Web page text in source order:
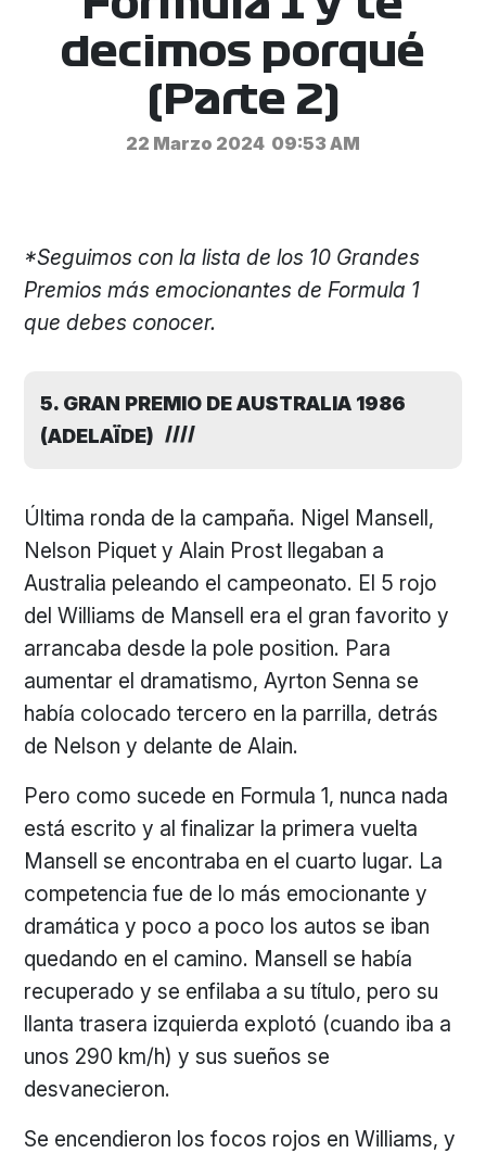
decimos porqué
(Parte 2)
22 Marzo 2024 09:53 AM
*Seguimos con la lista de los 10 Grandes
Premios más emocionantes de Formula 1
que debes conocer.
5. GRAN PREMIO DE AUSTRALIA 1986
(ADELAÏDE)
Última ronda de la campaña. Nigel Mansell,
Nelson Piquet y Alain Prost llegaban a
Australia peleando el campeonato. El 5 rojo
del Williams de Mansell era el gran favorito y
arrancaba desde la pole position. Para
aumentar el dramatismo, Ayrton Senna se
había colocado tercero en la parrilla, detrás
de Nelson y delante de Alain.
Pero como sucede en Formula 1, nunca nada
está escrito y al finalizar la primera vuelta
Mansell se encontraba en el cuarto lugar. La
competencia fue de lo más emocionante y
dramática y poco a poco los autos se iban
quedando en el camino. Mansell se había
recuperado y se enfilaba a su título, pero su
llanta trasera izquierda explotó (cuando iba a
unos 290 km/h) y sus sueños se
desvanecieron.
Se encendieron los focos rojos en Williams, y